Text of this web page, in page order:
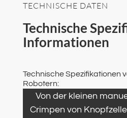
TECHNISCHE DATEN
Technische
Informationen
Technische Spezifikationen
Robotern:
Von der kleinen
Crimpen von